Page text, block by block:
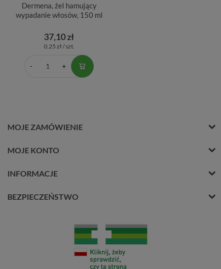
Dermena, żel hamujący
wypadanie włosów, 150 ml
37,10 zł
0,25 zł / szt.
MOJE ZAMÓWIENIE
MOJE KONTO
INFORMACJE
BEZPIECZEŃSTWO